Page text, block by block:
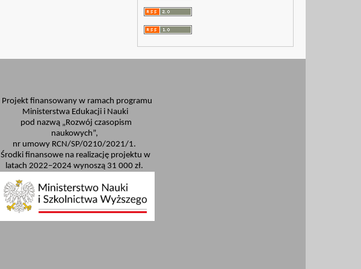
Projekt finansowany w ramach programu
Ministerstwa Edukacji i Nauki
pod nazwą „Rozwój czasopism
naukowych”,
nr umowy RCN/SP/0210/2021/1.
Środki finansowe na realizację projektu w
latach 2022–2024 wynoszą 31 000 zł.